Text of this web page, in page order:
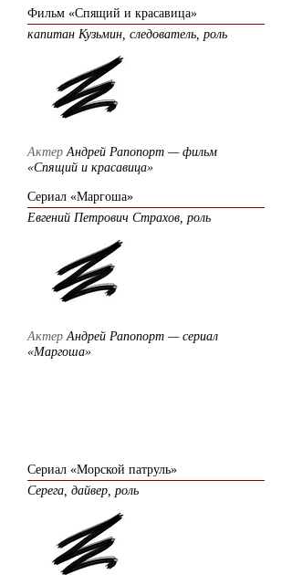
Фильм «Спящий и красавица»
капитан Кузьмин, следователь, роль
АктерАндрей Рапопорт — фильм
«Спящий и красавица»
Сериал «Маргоша»
Евгений Петрович Страхов, роль
АктерАндрей Рапопорт — сериал
«Маргоша»
Сериал «Морской патруль»
Серега, дайвер, роль